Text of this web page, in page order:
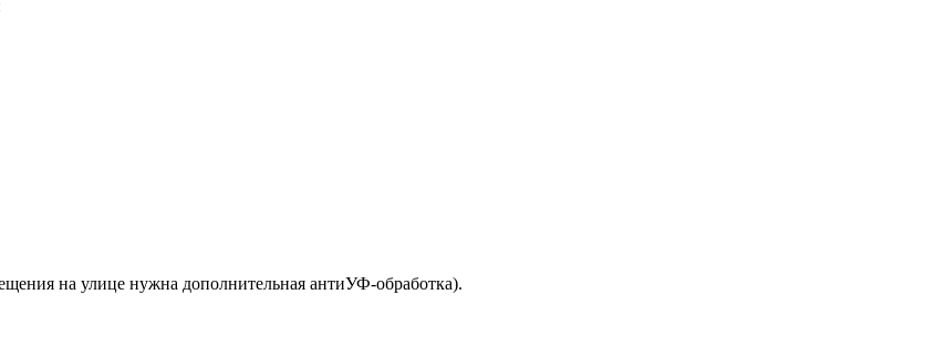
на улице нужна дополнительная антиУФ-обработка).